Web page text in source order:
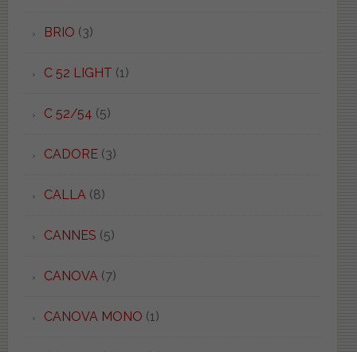
BRIO (3)
C 52 LIGHT (1)
C 52/54 (5)
CADORE(3)
CALLA(8)
CANNES (5)
CANOVA(7)
CANOVA MONO (1)